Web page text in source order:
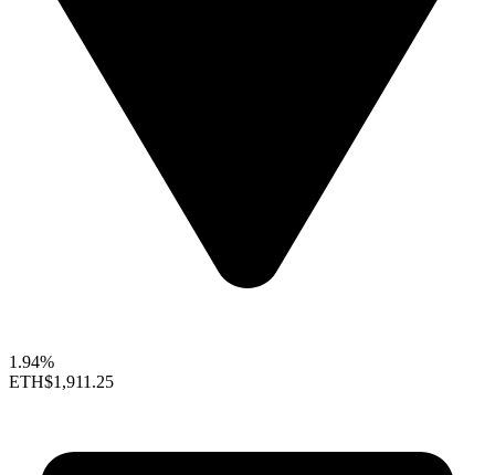
1.94%
ETH$1,911.25